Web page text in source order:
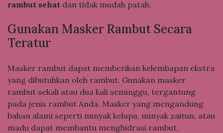
rambut sehat dan tidak mudah patah.
Gunakan Masker Rambut Secara
Teratur
Masker rambut dapat memberikan kelembapan ekstra
yang dibutuhkan oleh rambut. Gunakan masker
rambut sekali atau dua kali seminggu, tergantung
pada jenis rambut Anda. Masker yang mengandung
bahan alami seperti minyak kelapa, minyak zaitun, atau
madu dapat membantu menghidrasi rambut,